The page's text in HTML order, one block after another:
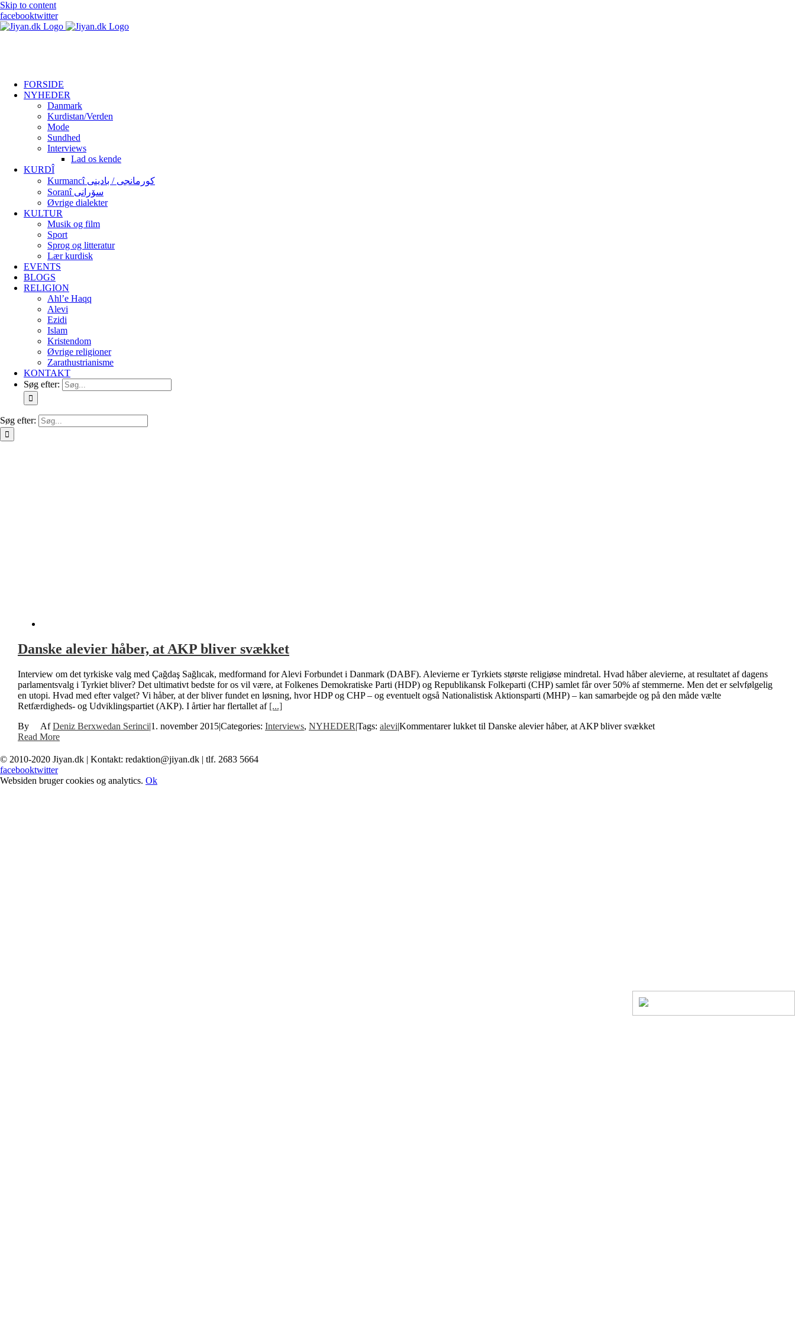
Skip to content
facebooktwitter
FORSIDE
NYHEDER
Danmark
Kurdistan/Verden
Mode
Sundhed
Interviews
Lad os kende
KURDÎ
Kurmancî کورمانجی / بادینی
Soranî سۆرانی
Øvrige dialekter
KULTUR
Musik og film
Sport
Sprog og litteratur
Lær kurdisk
EVENTS
BLOGS
RELIGION
Ahl’e Haqq
Alevi
Ezidi
Islam
Kristendom
Øvrige religioner
Zarathustrianisme
KONTAKT
Søg efter:
Søg efter:
Danske alevier håber, at AKP bliver svækket
Interview om det tyrkiske valg med Çağdaş Sağlıcak, medformand for Alevi Forbundet i Danmark (DABF). Alevierne er Tyrkiets største religiøse mindretal. Hvad håber alevierne, at resultatet af dagens
parlamentsvalg i Tyrkiet bliver? Det ultimativt bedste for os vil være, at Folkenes Demokratiske Parti (HDP) og Republikansk Folkeparti (CHP) samlet får over 50% af stemmerne. Men det er selvfølgelig
en utopi. Hvad med efter valget? Vi håber, at der bliver fundet en løsning, hvor HDP og CHP – og eventuelt også Nationalistisk Aktionsparti (MHP) – kan samarbejde og på den måde vælte
Retfærdigheds- og Udviklingspartiet (AKP). I årtier har flertallet af [...]
By
Deniz Berxwedan Serinci|1. november 2015|Categories: Interviews, NYHEDER|Tags: alevi|Kommentarer lukket til Danske alevier håber, at AKP bliver svækket
Read More
© 2010-2020 Jiyan.dk | Kontakt: redaktion@jiyan.dk | tlf. 2683 5664
facebooktwitter
Websiden bruger cookies og analytics. Ok